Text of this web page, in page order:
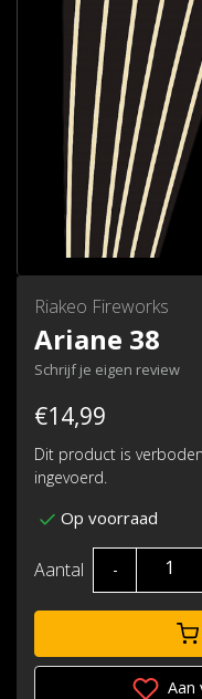
Riakeo Fireworks
Ariane 38
Schrijf je eigen review
€14,99
Dit product is
ingevoerd.
Op voorraad
Aantal -
Aan